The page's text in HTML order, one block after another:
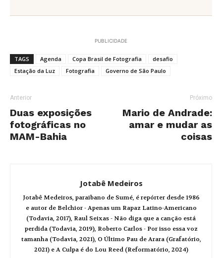
PUBLICIDADE
TAGS Agenda Copa Brasil de Fotografia
desafio
Estação da Luz
Fotografia Governo de São Paulo
Anterior
Duas exposições
fotográficas no
MAM-Bahia
Próximo
Mario de Andrade:
amar e mudar as
coisas
Jotabê Medeiros
Jotabê Medeiros, paraibano de Sumé, é repórter desde 1986
e autor de Belchior - Apenas um Rapaz Latino-Americano
(Todavia, 2017), Raul Seixas - Não diga que a canção está
perdida (Todavia, 2019), Roberto Carlos - Por isso essa voz
tamanha (Todavia, 2021), O Último Pau de Arara (Grafatório,
2021) e A Culpa é do Lou Reed (Reformatório, 2024)